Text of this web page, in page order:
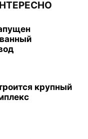
крупный